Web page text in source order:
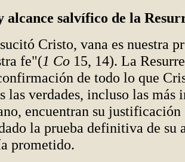
alcance salvífico de la
Cristo, vana es nuestra
fe"(1 Co 15, 14). La
de todo lo que
las verdades, incluso las más
encuentran su
la prueba definitiva de su
prometido.